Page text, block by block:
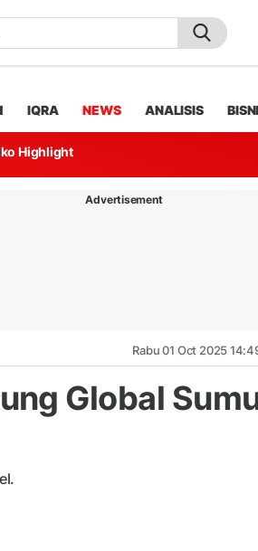
IQRA NEWS ANALISIS
Highlight
Advertisement
Rabu 01 Oct 2025
Global